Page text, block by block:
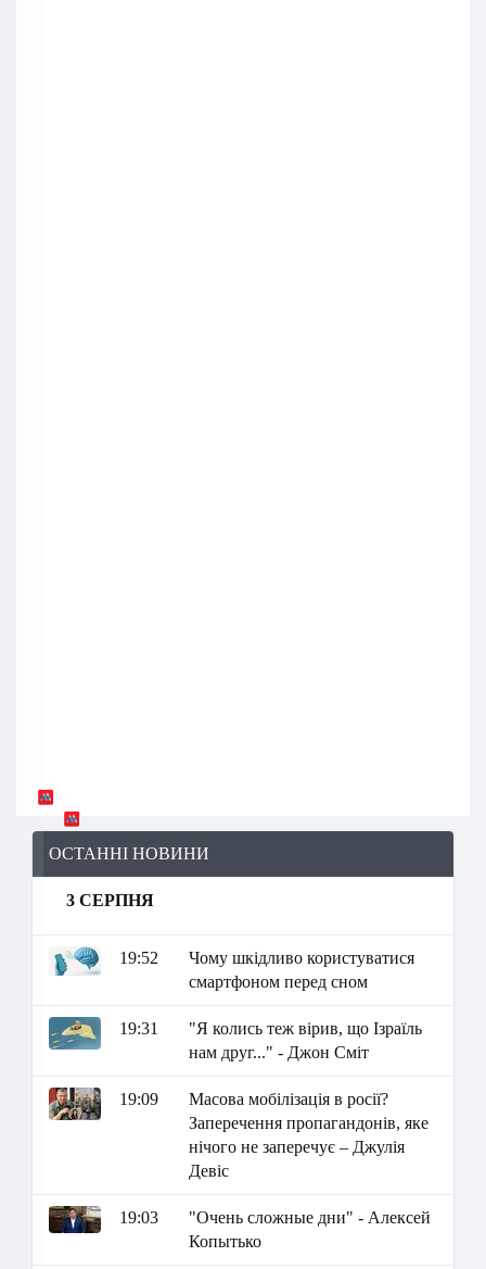
ОСТАННІ НОВИНИ
3 СЕРПНЯ
19:52
Чому шкідливо користуватися
смартфоном перед сном
19:31
"Я колись теж вірив, що Ізраїль
нам друг..." - Джон Сміт
19:09
Масова мобілізація в росії?
Заперечення пропагандонів, яке
нічого не заперечує – Джулія
Девіс
19:03
"Очень сложные дни" - Алексей
Копытько